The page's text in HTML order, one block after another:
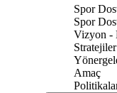
Spor
Spor
Vizyon -
Amaç